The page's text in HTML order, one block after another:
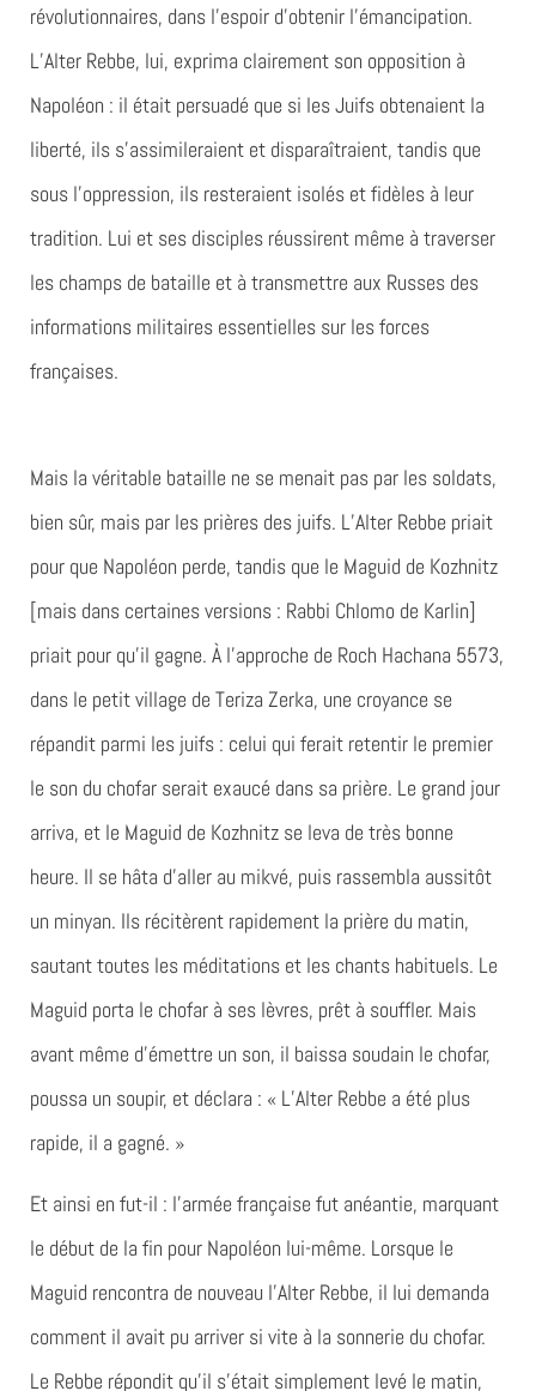
révolutionnaires, dans l’espoir d’obtenir l’émancipation.
L’Alter Rebbe, lui, exprima clairement son opposition à
Napoléon : il était persuadé que si les Juifs obtenaient la
liberté, ils s’assimileraient et disparaîtraient, tandis que
sous l’oppression, ils resteraient isolés et fidèles à leur
tradition. Lui et ses disciples réussirent même à traverser
les champs de bataille et à transmettre aux Russes des
informations militaires essentielles sur les forces
françaises.
Mais la véritable bataille ne se menait pas par les soldats,
bien sûr, mais par les prières des juifs. L’Alter Rebbe priait
pour que Napoléon perde, tandis que le Maguid de Kozhnitz
[mais dans certaines versions : Rabbi Chlomo de Karlin]
priait pour qu’il gagne. À l’approche de Roch Hachana 5573,
dans le petit village de Teriza Zerka, une croyance se
répandit parmi les juifs : celui qui ferait retentir le premier
le son du chofar serait exaucé dans sa prière. Le grand jour
arriva, et le Maguid de Kozhnitz se leva de très bonne
heure. Il se hâta d’aller au mikvé, puis rassembla aussitôt
un minyan. Ils récitèrent rapidement la prière du matin,
sautant toutes les méditations et les chants habituels. Le
Maguid porta le chofar à ses lèvres, prêt à souffler. Mais
avant même d’émettre un son, il baissa soudain le chofar,
poussa un soupir, et déclara : « L’Alter Rebbe a été plus
rapide, il a gagné. »
Et ainsi en fut-il : l’armée française fut anéantie, marquant
le début de la fin pour Napoléon lui-même. Lorsque le
Maguid rencontra de nouveau l’Alter Rebbe, il lui demanda
comment il avait pu arriver si vite à la sonnerie du chofar.
Le Rebbe répondit qu’il s’était simplement levé le matin,